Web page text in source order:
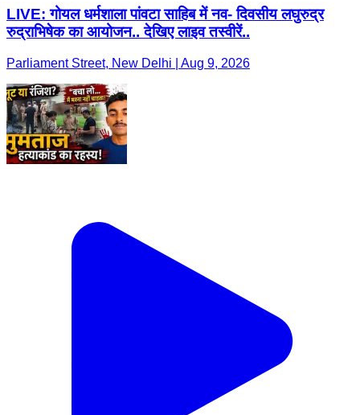
LIVE: गोयल धर्मशाला पांवटा साहिब में नव- दिवसीय लघुरुद्र
रुद्राभिषेक का आयोजन.. देखिए लाइव तस्वीरें..
Parliament Street, New Delhi | Aug 9, 2026